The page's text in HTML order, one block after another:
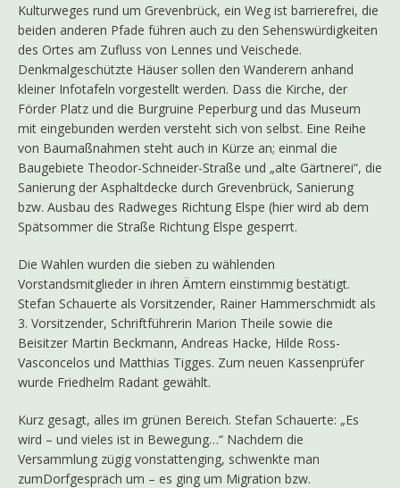
Kulturweges rund um Grevenbrück, ein Weg ist barrierefrei, die
beiden anderen Pfade führen auch zu den Sehenswürdigkeiten
des Ortes am Zufluss von Lennes und Veischede.
Denkmalgeschützte Häuser sollen den Wanderern anhand
kleiner Infotafeln vorgestellt werden. Dass die Kirche, der
Förder Platz und die Burgruine Peperburg und das Museum
mit eingebunden werden versteht sich von selbst. Eine Reihe
von Baumaßnahmen steht auch in Kürze an; einmal die
Baugebiete Theodor-Schneider-Straße und „alte Gärtnerei“, die
Sanierung der Asphaltdecke durch Grevenbrück, Sanierung
bzw. Ausbau des Radweges Richtung Elspe (hier wird ab dem
Spätsommer die Straße Richtung Elspe gesperrt.
Die Wahlen wurden die sieben zu wählenden
Vorstandsmitglieder in ihren Ämtern einstimmig bestätigt.
Stefan Schauerte als Vorsitzender, Rainer Hammerschmidt als
3. Vorsitzender, Schriftführerin Marion Theile sowie die
Beisitzer Martin Beckmann, Andreas Hacke, Hilde Ross-
Vasconcelos und Matthias Tigges. Zum neuen Kassenprüfer
wurde Friedhelm Radant gewählt.
Kurz gesagt, alles im grünen Bereich. Stefan Schauerte: „Es
wird – und vieles ist in Bewegung…“ Nachdem die
Versammlung zügig vonstattenging, schwenkte man
zumDorfgespräch um – es ging um Migration bzw.